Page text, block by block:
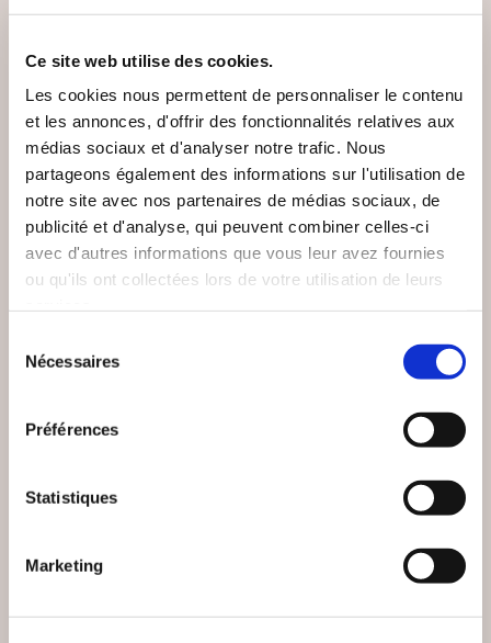
Ce site web utilise des cookies.
Les cookies nous permettent de personnaliser le contenu
et les annonces, d'offrir des fonctionnalités relatives aux
médias sociaux et d'analyser notre trafic. Nous
partageons également des informations sur l'utilisation de
notre site avec nos partenaires de médias sociaux, de
publicité et d'analyse, qui peuvent combiner celles-ci
avec d'autres informations que vous leur avez fournies
ou qu'ils ont collectées lors de votre utilisation de leurs
Nécessaires
Préférences
Statistiques
Marketing
LES PROTECTEURS -
Fantastique
(0 avis)
LES ROYAUMES DE